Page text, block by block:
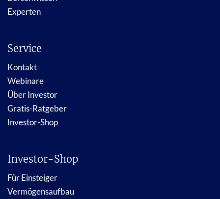
Experten
Service
Kontakt
Webinare
Über Investor
Gratis-Ratgeber
Investor-Shop
Investor-Shop
Für Einsteiger
Vermögensaufbau